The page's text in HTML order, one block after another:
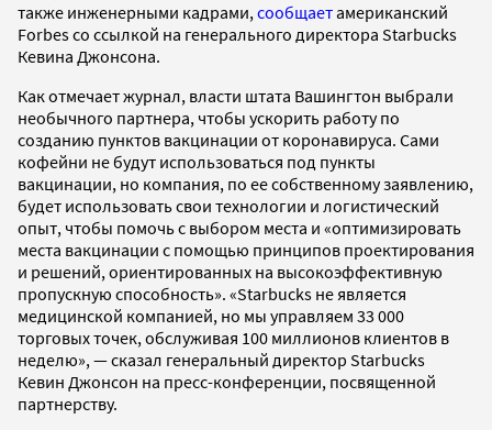
также инженерными кадрами, сообщаетамериканский
Forbes со ссылкой на генерального директора Starbucks
Кевина Джонсона.
Как отмечает журнал, власти штата Вашингтон выбрали
необычного партнера, чтобы ускорить работу по
созданию пунктов вакцинации от коронавируса. Сами
кофейни не будут использоваться под пункты
вакцинации, но компания, по ее собственному заявлению,
будет использовать свои технологии и логистический
опыт, чтобы помочь с выбором места и «оптимизировать
места вакцинации с помощью принципов проектирования
и решений, ориентированных на высокоэффективную
пропускную способность». «Starbucks не является
медицинской компанией, но мы управляем 33 000
торговых точек, обслуживая 100 миллионов клиентов в
неделю», — сказал генеральный директор Starbucks
Кевин Джонсон на пресс-конференции, посвященной
партнерству.